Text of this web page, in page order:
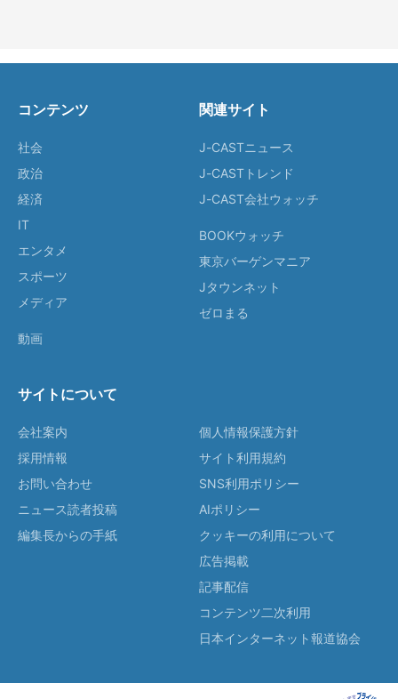
コンテンツ
社会
政治
経済
IT
エンタメ
スポーツ
メディア
動画
関連サイト
J-CASTニュース
J-CASTトレンド
J-CAST会社ウォッチ
BOOKウォッチ
東京バーゲンマニア
Jタウンネット
ゼロまる
サイトについて
会社案内
採用情報
お問い合わせ
ニュース読者投稿
編集長からの手紙
個人情報保護方針
サイト利用規約
SNS利用ポリシー
AIポリシー
クッキーの利用について
広告掲載
記事配信
コンテンツ二次利用
日本インターネット報道協会